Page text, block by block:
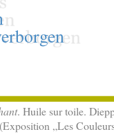
. Huile sur toile.
„Les